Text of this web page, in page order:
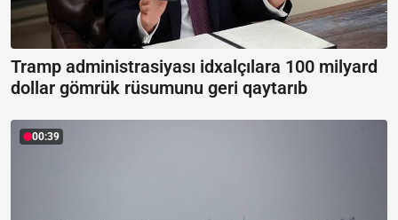
Tramp administrasiyası idxalçılara 100 milyard
dollar gömrük rüsumunu geri qaytarıb
00:39